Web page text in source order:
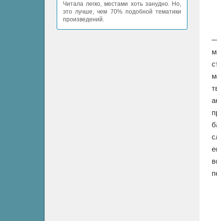
Читала легко, местами хоть занудно. Но,
это лучше, чем 70% подобной тематики
произведений.